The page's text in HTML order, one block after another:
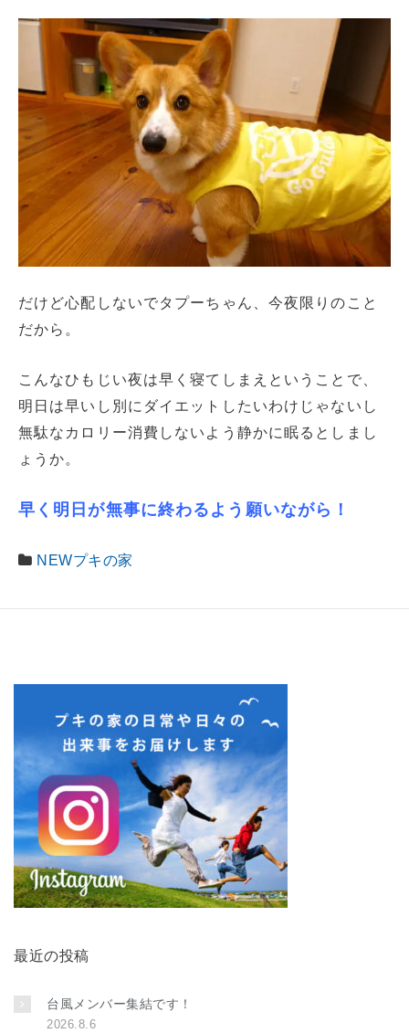
だけど心配しないでタプーちゃん、今夜限りのこと
だから。
こんなひもじい夜は早く寝てしまえということで、
明日は早いし別にダイエットしたいわけじゃないし
無駄なカロリー消費しないよう静かに眠るとしまし
ょうか。
早く明日が無事に終わるよう願いながら！
NEWプキの家
最近の投稿
台風メンバー集結です！
2026.8.6